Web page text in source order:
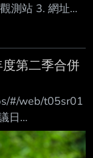
測站 3. 網址：
#/web/home 4.
日期:115/08/06
導期間 起訖日
01/01~115/06/
入(仟
期止
第二季合併
#/web/t05sr01
日
日期:115/08/06
報導期間 起訖日